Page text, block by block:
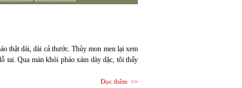
thật dài, dài cả thước. Thủy mon men lại xem
tai. Qua màn khói pháo xám dày dặc, tôi thấy
Đọc thêm